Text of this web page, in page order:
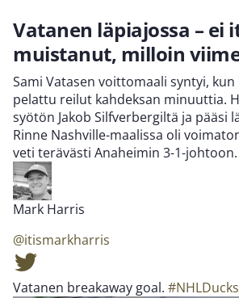
Vatanen läpiajossa – ei
muistanut, milloin
Sami Vatasen voittomaali syntyi,
pelattu reilut kahdeksan minuuttia.
syötön Jakob Silfverbergiltä ja pääsi
Rinne Nashville-maalissa oli
veti terävästi Anaheimin 3-1-johtoon.
Mark Harris
@itismarkharris
Vatanen breakaway goal. #NHLDucks